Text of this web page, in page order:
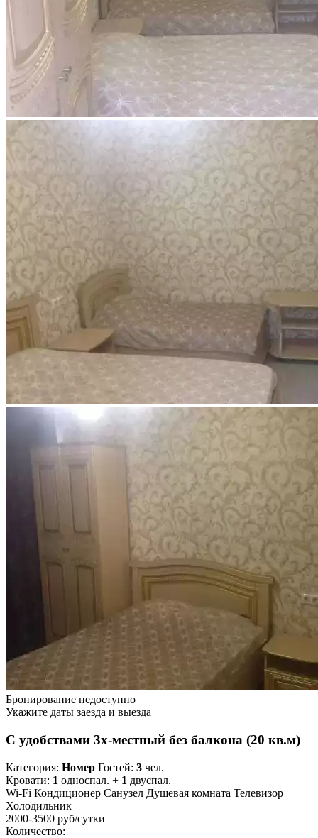
Бронирование недоступно
Укажите даты заезда и выезда
С удобствами 3х-местный без балкона (20 кв.м)
Категория: Номер Гостей: 3 чел.
Кровати: 1 односпал. + 1 двуспал.
Wi-Fi Кондиционер Санузел Душевая комната Телевизор
Холодильник
2000-3500 руб/сутки
Количество: